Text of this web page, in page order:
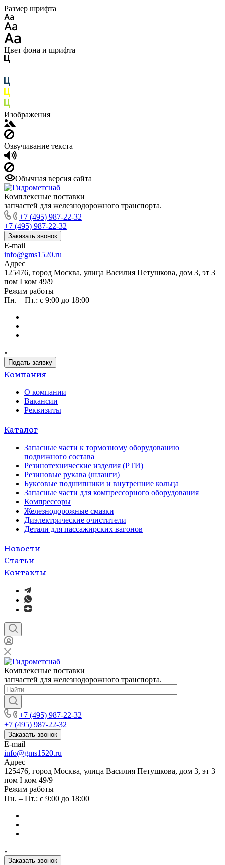
Размер шрифта
Цвет фона и шрифта
Изображения
Озвучивание текста
Обычная версия сайта
Комплексные поставки
запчастей для железнодорожного транспорта.
+7 (495) 987-22-32
+7 (495) 987-22-32
Заказать звонок
E-mail
info@gms1520.ru
Адрес
125476, город Москва, улица Василия Петушкова, дом 3, эт 3
пом I ком 49/9
Режим работы
Пн. – Пт.: с 9:00 до 18:00
Подать заявку
Компания
О компании
Вакансии
Реквизиты
Каталог
Запасные части к тормозному оборудованию
подвижного состава
Резинотехнические изделия (РТИ)
Резиновые рукава (шланги)
Буксовые подшипники и внутренние кольца
Запасные части для компрессорного оборудования
Компрессоры
Железнодорожные смазки
Диэлектрические очистители
Детали для пассажирских вагонов
Новости
Статьи
Контакты
Комплексные поставки
запчастей для железнодорожного транспорта.
+7 (495) 987-22-32
+7 (495) 987-22-32
Заказать звонок
E-mail
info@gms1520.ru
Адрес
125476, город Москва, улица Василия Петушкова, дом 3, эт 3
пом I ком 49/9
Режим работы
Пн. – Пт.: с 9:00 до 18:00
Заказать звонок